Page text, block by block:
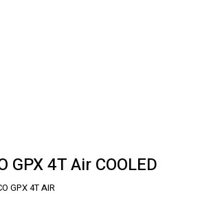
GPX 4T Air COOLED
GPX 4T AIR